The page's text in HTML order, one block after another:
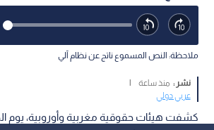
ملاحظة: النص المسموع ناتج عن نظام آلي
نشر : منذ ساعة
|
عربي دولي
كشفت هيئات حقوقية مغربية وأوروبية، يوم